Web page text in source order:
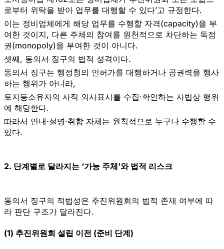
로부터 위탁을 받아 업무를 대행할 수 있다’고 규정한다.
이는 정비업체에게 해당 업무를 수행할 자격(capacity)을 부
여한 것이지, 다른 주체의 참여를 원천적으로 차단하는 독점
권(monopoly)을 부여한 것이 아니다.
셋째, 동의서 징구의 법적 성격이다.
동의서 징구는 행정청의 인허가를 대행하거나 공권력을 행사
하는 행위가 아니라,
토지등소유자의 사적 의사표시를 수집·확인하는 사법상 행위
에 해당한다.
따라서 안내·설명·취합 자체는 원칙적으로 누구나 수행할 수
있다.
2. 단계별로 달라지는 ‘가능 주체’와 법적 리스크
동의서 징구의 적법성은 추진위원회의 법적 존재 여부에 따
라 판단 구조가 달라진다.
(1) 추진위원회 설립 이전 (준비 단계)